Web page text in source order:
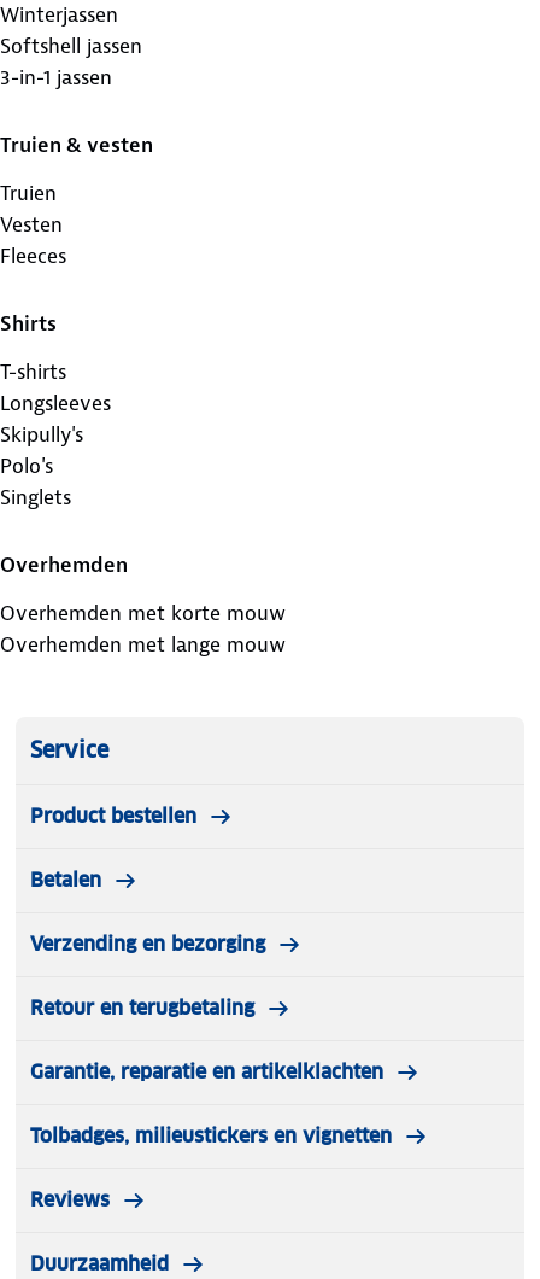
Winterjassen
Softshell jassen
3-in-1 jassen
Truien & vesten
Truien
Vesten
Fleeces
Shirts
T-shirts
Longsleeves
Skipully's
Polo's
Singlets
Overhemden
Overhemden met korte mouw
Overhemden met lange mouw
Service
Product bestellen
Betalen
Verzending en bezorging
Retour en terugbetaling
Garantie, reparatie en artikelklachten
Tolbadges, milieustickers en vignetten
Reviews
Duurzaamheid